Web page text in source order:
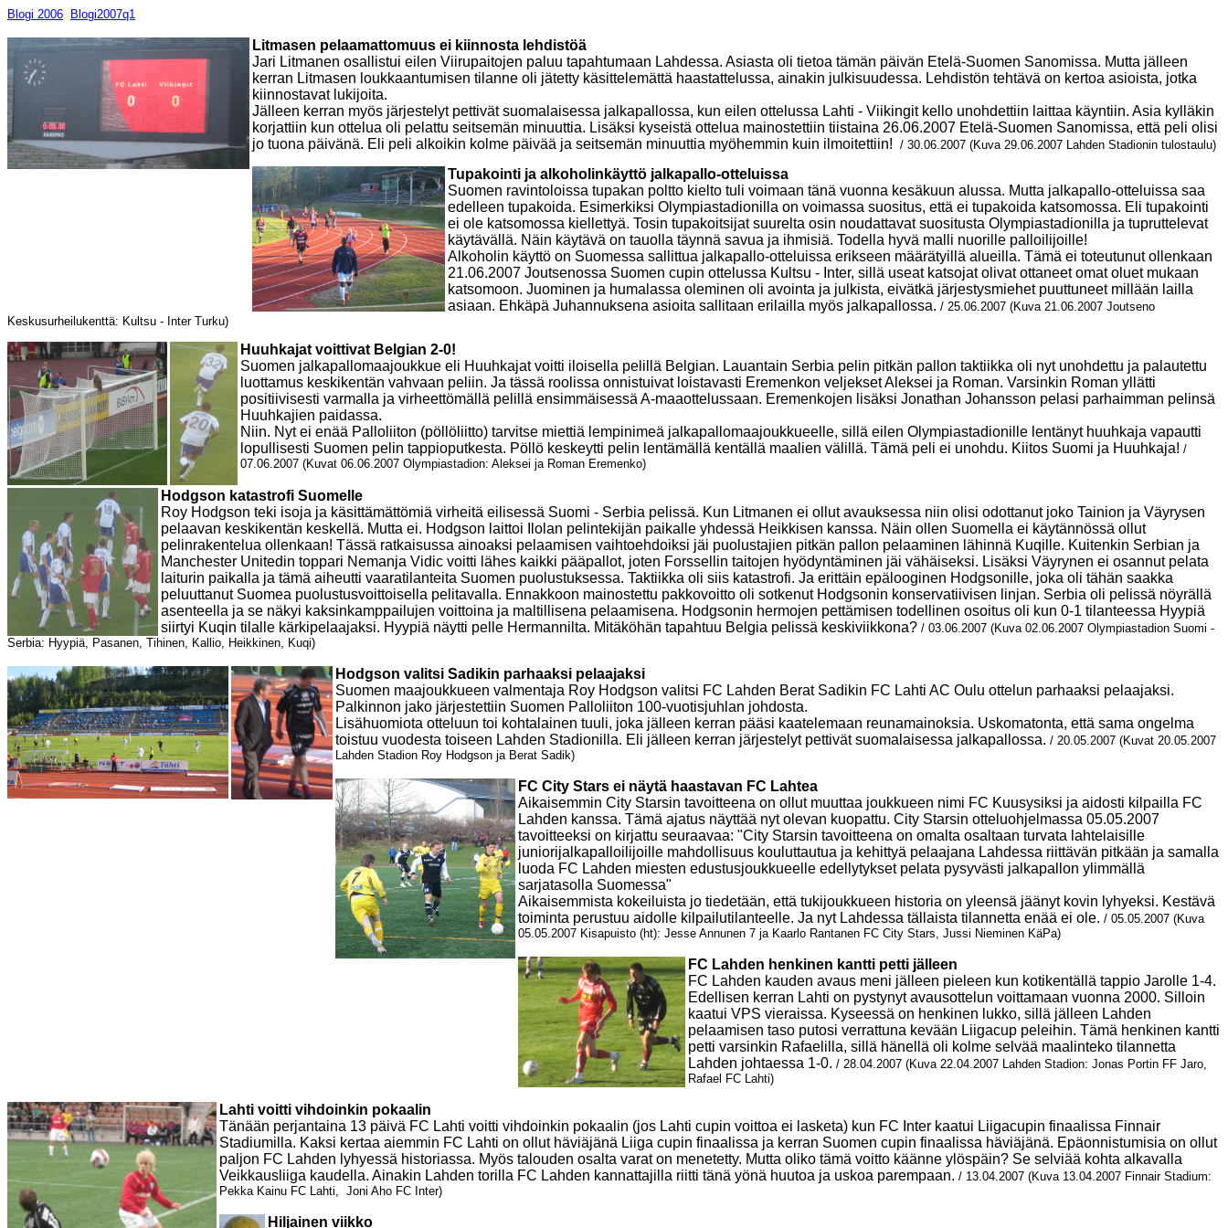
Blogi 2006 Blogi2007q1
Litmasen pelaamattomuus ei kiinnosta lehdistöä
Jari Litmanen osallistui eilen Viirupaitojen paluu tapahtumaan Lahdessa. Asiasta oli tietoa tämän päivän Etelä-Suomen Sanomissa. Mutta jälleen
kerran Litmasen loukkaantumisen tilanne oli jätetty käsittelemättä haastattelussa, ainakin julkisuudessa. Lehdistön tehtävä on kertoa asioista, jotka
kiinnostavat lukijoita.
Jälleen kerran myös järjestelyt pettivät suomalaisessa jalkapallossa, kun eilen ottelussa Lahti - Viikingit kello unohdettiin laittaa käyntiin. Asia kylläkin
korjattiin kun ottelua oli pelattu seitsemän minuuttia. Lisäksi kyseistä ottelua mainostettiin tiistaina 26.06.2007 Etelä-Suomen Sanomissa, että peli olisi
jo tuona päivänä. Eli peli alkoikin kolme päivää ja seitsemän minuuttia myöhemmin kuin ilmoitettiin! / 30.06.2007 (Kuva 29.06.2007 Lahden Stadionin tulostaulu)
Tupakointi ja alkoholinkäyttö jalkapallo-otteluissa
Suomen ravintoloissa tupakan poltto kielto tuli voimaan tänä vuonna kesäkuun alussa. Mutta jalkapallo-otteluissa saa
edelleen tupakoida. Esimerkiksi Olympiastadionilla on voimassa suositus, että ei tupakoida katsomossa. Eli tupakointi
ei ole katsomossa kiellettyä. Tosin tupakoitsijat suurelta osin noudattavat suositusta Olympiastadionilla ja tupruttelevat
käytävällä. Näin käytävä on tauolla täynnä savua ja ihmisiä. Todella hyvä malli nuorille palloilijoille!
Alkoholin käyttö on Suomessa sallittua jalkapallo-otteluissa erikseen määrätyillä alueilla. Tämä ei toteutunut ollenkaan
21.06.2007 Joutsenossa Suomen cupin ottelussa Kultsu - Inter, sillä useat katsojat olivat ottaneet omat oluet mukaan
katsomoon. Juominen ja humalassa oleminen oli avointa ja julkista, eivätkä järjestysmiehet puuttuneet millään lailla
asiaan. Ehkäpä Juhannuksena asioita sallitaan erilailla myös jalkapallossa. / 25.06.2007 (Kuva 21.06.2007 Joutseno
Keskusurheilukenttä: Kultsu - Inter Turku)
Huuhkajat voittivat Belgian 2-0!
Suomen jalkapallomaajoukkue eli Huuhkajat voitti iloisella pelillä Belgian. Lauantain Serbia pelin pitkän pallon taktiikka oli nyt unohdettu ja palautettu
luottamus keskikentän vahvaan peliin. Ja tässä roolissa onnistuivat loistavasti Eremenkon veljekset Aleksei ja Roman. Varsinkin Roman yllätti
positiivisesti varmalla ja virheettömällä pelillä ensimmäisessä A-maaottelussaan. Eremenkojen lisäksi Jonathan Johansson pelasi parhaimman pelinsä
Huuhkajien paidassa.
Niin. Nyt ei enää Palloliiton (pöllöliitto) tarvitse miettiä lempinimeä jalkapallomaajoukkueelle, sillä eilen Olympiastadionille lentänyt huuhkaja vapautti
lopullisesti Suomen pelin tappioputkesta. Pöllö keskeytti pelin lentämällä kentällä maalien välillä. Tämä peli ei unohdu. Kiitos Suomi ja Huuhkaja! /
07.06.2007 (Kuvat 06.06.2007 Olympiastadion: Aleksei ja Roman Eremenko)
Hodgson katastrofi Suomelle
Roy Hodgson teki isoja ja käsittämättömiä virheitä eilisessä Suomi - Serbia pelissä. Kun Litmanen ei ollut avauksessa niin olisi odottanut joko Tainion ja Väyrysen
pelaavan keskikentän keskellä. Mutta ei. Hodgson laittoi Ilolan pelintekijän paikalle yhdessä Heikkisen kanssa. Näin ollen Suomella ei käytännössä ollut
pelinrakentelua ollenkaan! Tässä ratkaisussa ainoaksi pelaamisen vaihtoehdoiksi jäi puolustajien pitkän pallon pelaaminen lähinnä Kuqille. Kuitenkin Serbian ja
Manchester Unitedin toppari Nemanja Vidic voitti lähes kaikki pääpallot, joten Forssellin taitojen hyödyntäminen jäi vähäiseksi. Lisäksi Väyrynen ei osannut pelata
laiturin paikalla ja tämä aiheutti vaaratilanteita Suomen puolustuksessa. Taktiikka oli siis katastrofi. Ja erittäin epälooginen Hodgsonille, joka oli tähän saakka
peluuttanut Suomea puolustusvoittoisella pelitavalla. Ennakkoon mainostettu pakkovoitto oli sotkenut Hodgsonin konservatiivisen linjan. Serbia oli pelissä nöyrällä
asenteella ja se näkyi kaksinkamppailujen voittoina ja maltillisena pelaamisena. Hodgsonin hermojen pettämisen todellinen osoitus oli kun 0-1 tilanteessa Hyypiä
siirtyi Kuqin tilalle kärkipelaajaksi. Hyypiä näytti pelle Hermannilta. Mitäköhän tapahtuu Belgia pelissä keskiviikkona? / 03.06.2007 (Kuva 02.06.2007 Olympiastadion Suomi -
Serbia: Hyypiä, Pasanen, Tihinen, Kallio, Heikkinen, Kuqi)
Hodgson valitsi Sadikin parhaaksi pelaajaksi
Suomen maajoukkueen valmentaja Roy Hodgson valitsi FC Lahden Berat Sadikin FC Lahti AC Oulu ottelun parhaaksi pelaajaksi.
Palkinnon jako järjestettiin Suomen Palloliiton 100-vuotisjuhlan johdosta.
Lisähuomiota otteluun toi kohtalainen tuuli, joka jälleen kerran pääsi kaatelemaan reunamainoksia. Uskomatonta, että sama ongelma
toistuu vuodesta toiseen Lahden Stadionilla. Eli jälleen kerran järjestelyt pettivät suomalaisessa jalkapallossa. / 20.05.2007 (Kuvat 20.05.2007
Lahden Stadion Roy Hodgson ja Berat Sadik)
FC City Stars ei näytä haastavan FC Lahtea
Aikaisemmin City Starsin tavoitteena on ollut muuttaa joukkueen nimi FC Kuusysiksi ja aidosti kilpailla FC
Lahden kanssa. Tämä ajatus näyttää nyt olevan kuopattu. City Starsin otteluohjelmassa 05.05.2007
tavoitteeksi on kirjattu seuraavaa: "City Starsin tavoitteena on omalta osaltaan turvata lahtelaisille
juniorijalkapalloilijoille mahdollisuus kouluttautua ja kehittyä pelaajana Lahdessa riittävän pitkään ja samalla
luoda FC Lahden miesten edustusjoukkueelle edellytykset pelata pysyvästi jalkapallon ylimmällä
sarjatasolla Suomessa"
Aikaisemmista kokeiluista jo tiedetään, että tukijoukkueen historia on yleensä jäänyt kovin lyhyeksi. Kestävä
toiminta perustuu aidolle kilpailutilanteelle. Ja nyt Lahdessa tällaista tilannetta enää ei ole. / 05.05.2007 (Kuva
05.05.2007 Kisapuisto (ht): Jesse Annunen 7 ja Kaarlo Rantanen FC City Stars, Jussi Nieminen KäPa)
FC Lahden henkinen kantti petti jälleen
FC Lahden kauden avaus meni jälleen pieleen kun kotikentällä tappio Jarolle 1-4.
Edellisen kerran Lahti on pystynyt avausottelun voittamaan vuonna 2000. Silloin
kaatui VPS vieraissa. Kyseessä on henkinen lukko, sillä jälleen Lahden
pelaamisen taso putosi verrattuna kevään Liigacup peleihin. Tämä henkinen kantti
petti varsinkin Rafaelilla, sillä hänellä oli kolme selvää maalinteko tilannetta
Lahden johtaessa 1-0. / 28.04.2007 (Kuva 22.04.2007 Lahden Stadion: Jonas Portin FF Jaro,
Rafael FC Lahti)
Lahti voitti vihdoinkin pokaalin
Tänään perjantaina 13 päivä FC Lahti voitti vihdoinkin pokaalin (jos Lahti cupin voittoa ei lasketa) kun FC Inter kaatui Liigacupin finaalissa Finnair
Stadiumilla. Kaksi kertaa aiemmin FC Lahti on ollut häviäjänä Liiga cupin finaalissa ja kerran Suomen cupin finaalissa häviäjänä. Epäonnistumisia on ollut
paljon FC Lahden lyhyessä historiassa. Myös talouden osalta varat on menetetty. Mutta oliko tämä voitto käänne ylöspäin? Se selviää kohta alkavalla
Veikkausliiga kaudella. Ainakin Lahden torilla FC Lahden kannattajilla riitti tänä yönä huutoa ja uskoa parempaan. / 13.04.2007 (Kuva 13.04.2007 Finnair Stadium:
Pekka Kainu FC Lahti, Joni Aho FC Inter)
Hiljainen viikko